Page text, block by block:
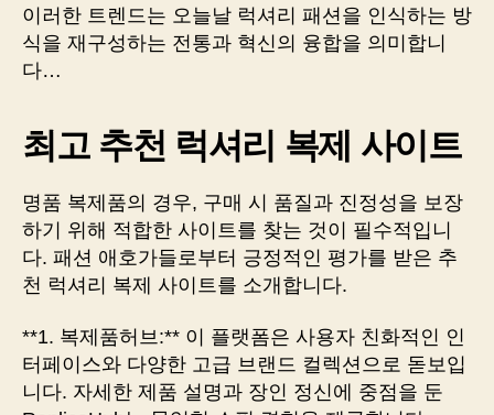
이러한 트렌드는 오늘날 럭셔리 패션을 인식하는 방
식을 재구성하는 전통과 혁신의 융합을 의미합니
다…
최고 추천 럭셔리 복제 사이트
명품 복제품의 경우, 구매 시 품질과 진정성을 보장
하기 위해 적합한 사이트를 찾는 것이 필수적입니
다. 패션 애호가들로부터 긍정적인 평가를 받은 추
천 럭셔리 복제 사이트를 소개합니다.
**1. 복제품허브:** 이 플랫폼은 사용자 친화적인 인
터페이스와 다양한 고급 브랜드 컬렉션으로 돋보입
니다. 자세한 제품 설명과 장인 정신에 중점을 둔